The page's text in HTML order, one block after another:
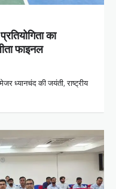
का
फाइनल
ध्यानचंद की जयंती, राष्ट्रीय